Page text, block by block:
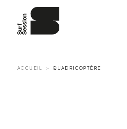
ACCUEIL QUADRICOPTÈRE